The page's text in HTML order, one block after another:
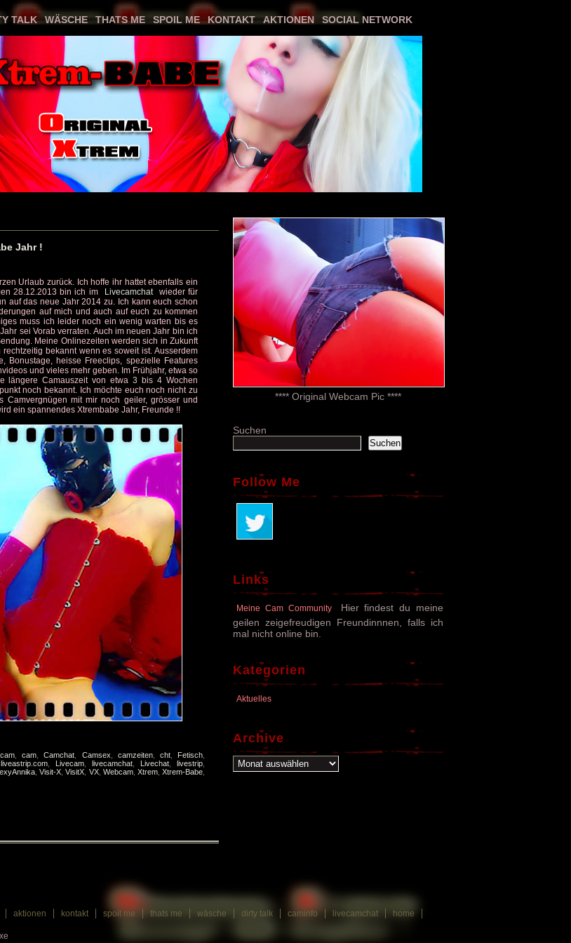
TALK WÄSCHE THATS ME SPOIL ME KONTAKT AKTIONEN
SOCIAL NETWORK
Jahr !
Urlaub zurück. Ich hoffe ihr hattet ebenfalls ein
28.12.2013 bin ich im
Livecamchat wieder für
auf das neue Jahr 2014 zu. Ich kann euch schon
auf mich und auch auf euch zu kommen
muss ich leider noch ein wenig warten bis es
sei Vorab verraten. Auch im neuen Jahr bin ich
Meine Onlinezeiten werden sich in Zukunft
bekannt wenn es soweit ist. Ausserdem
Bonustage, heisse Freeclips, spezielle Features
und vieles mehr geben. Im Frühjahr, etwa so
längere Camauszeit von etwa 3 bis 4 Wochen
noch bekannt. Ich möchte euch noch nicht zu
mit mir noch geiler, grösser und
ein spannendes Xtrembabe Jahr, Freunde !!
,cam ,Camchat Camsex camzeiten, cht, Fetisch
liveastrip.com, Livecam, livecamchat, Livechat, livestrip
,Visit-X ,VisitX VX, Webcam, Xtrem,Xtrem-Babe
**** Original Webcam Pic ****
Suchen
Suchen
Follow Me
Links
Meine Cam Community
Hier findest du meine
geilen zeigefreudigen Freundinnnen, falls ich
mal nicht online bin.
Kategorien
Aktuelles
Archive
Archive
home
livecamchat
caminfo
dirty talk
wäsche
thats me
spoil me
kontakt
aktionen